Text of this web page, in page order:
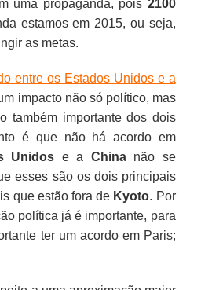
uma propaganda, pois 2100
estamos em 2015, ou seja,
as metas.
entre os Estados Unidos e a
impacto não só político, mas
também importante dos dois
é que não há acordo em
Unidos e a Chinanão se
esses são os dois principais
que estão fora de Kyoto. Por
política já é importante, para
ter um acordo em Paris;